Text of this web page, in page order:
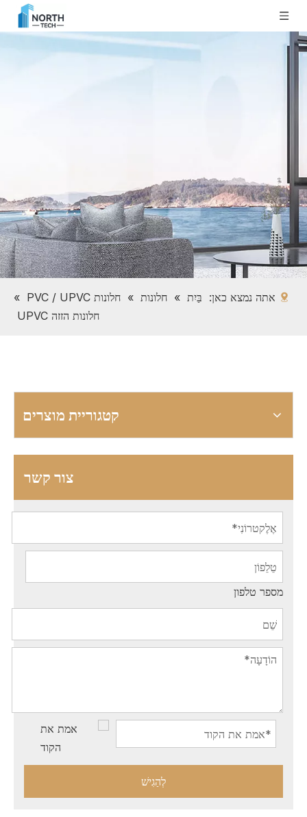
אתה נמצא כאן: בַּיִת » חלונות » חלונות PVC / UPVC
»
חלונות הזזה UPVC
קטגוריית מוצרים
צור קשר
מספר טלפון
לְהַגִישׁ